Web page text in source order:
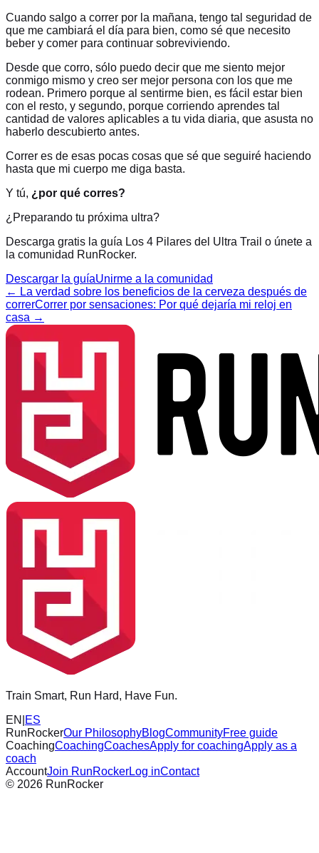
Cuando salgo a correr por la mañana, tengo tal seguridad de
que me cambiará el día para bien, como sé que necesito
beber y comer para continuar sobreviviendo.
Desde que corro, sólo puedo decir que me siento mejor
conmigo mismo y creo ser mejor persona con los que me
rodean. Primero porque al sentirme bien, es fácil estar bien
con el resto, y segundo, porque corriendo aprendes tal
cantidad de valores aplicables a tu vida diaria, que asusta no
haberlo descubierto antes.
Correr es de esas pocas cosas que sé que seguiré haciendo
hasta que mi cuerpo me diga basta.
Y tú, ¿por qué corres?
¿Preparando tu próxima ultra?
Descarga gratis la guía Los 4 Pilares del Ultra Trail o únete a
la comunidad RunRocker.
Descargar la guíaUnirme a la comunidad
← La verdad sobre los beneficios de la cerveza después de
correrCorrer por sensaciones: Por qué dejaría mi reloj en
casa →
Train Smart, Run Hard, Have Fun.
EN ES
RunRockerOur PhilosophyBlogCommunityFree guide
CoachingCoachingCoachesApply for coachingApply as a
coach
AccountJoin RunRockerLog inContact
© 2026 RunRocker